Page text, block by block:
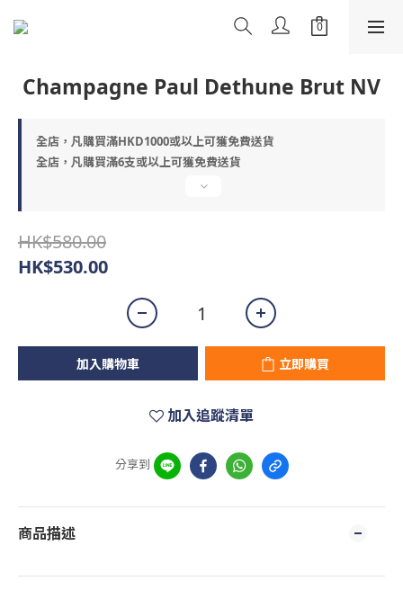
Champagne Paul Dethune Brut NV
全店，凡購買滿HKD1000或以上可獲免費送貨
全店，凡購買滿6支或以上可獲免費送貨
HK$580.00
HK$530.00
加入購物車 立即購買
加入追蹤清單
分享到
商品描述